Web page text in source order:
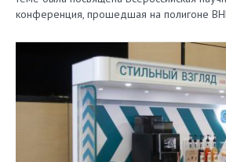
конференция, прошедшая на полигоне